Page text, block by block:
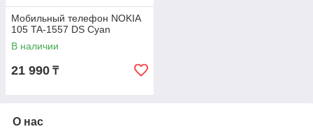
Мобильный телефон NOKIA
105 TA-1557 DS Cyan
В наличии
21 990 ₸
О нас